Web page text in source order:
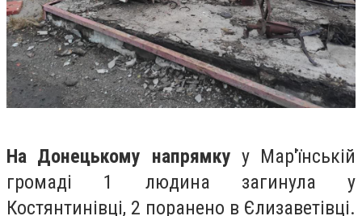
На Донецькому напрямку у Мар'їнській
громаді 1 людина загинула у
Костянтинівці, 2 поранено в Єлизаветівці.